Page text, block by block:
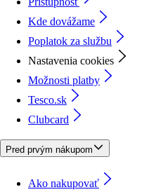
Kde dovážame
Poplatok za službu
Nastavenia cookies
Možnosti platby
Tesco.sk
Clubcard
Pred prvým nákupom
Ako nakupovať